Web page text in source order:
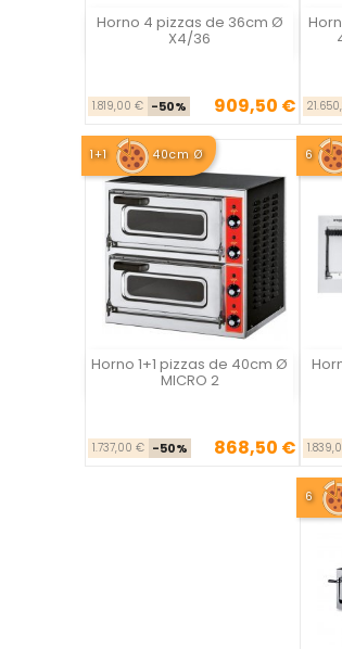
Horno 4 pizzas de 36cm Ø
X4/36
Precio base
1.819,00 € -50% Precio
909,50 €

Vista rápida
1+1 40cm Ø
Horno 1+1 pizzas de 40cm Ø
MICRO 2
Precio base
1.737,00 € -50% Precio
868,50 €

Vista rápida
6
6